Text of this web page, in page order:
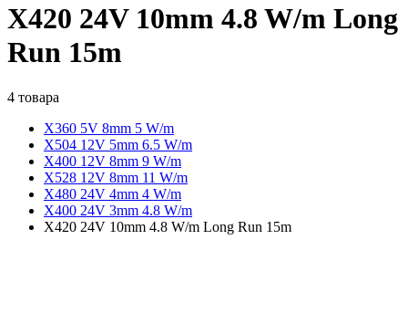
X420 24V 10mm 4.8 W/m Long
Run 15m
4 товара
X360 5V 8mm 5 W/m
X504 12V 5mm 6.5 W/m
X400 12V 8mm 9 W/m
X528 12V 8mm 11 W/m
X480 24V 4mm 4 W/m
X400 24V 3mm 4.8 W/m
X420 24V 10mm 4.8 W/m Long Run 15m